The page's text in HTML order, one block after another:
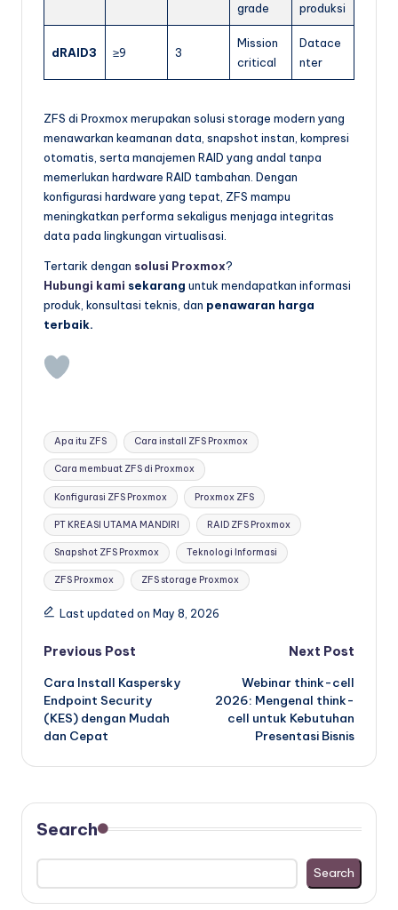
grade
produksi
dRAID3 ≥9 3
Mission
critical
Datace
nter
ZFS di Proxmox merupakan solusi storage modern yang
menawarkan keamanan data, snapshot instan, kompresi
otomatis, serta manajemen RAID yang andal tanpa
memerlukan hardware RAID tambahan. Dengan
konfigurasi hardware yang tepat, ZFS mampu
meningkatkan performa sekaligus menjaga integritas
data pada lingkungan virtualisasi.
Tertarik dengan solusi Proxmox?
Hubungi kami sekarang untuk mendapatkan informasi
produk, konsultasi teknis, dan penawaran harga
terbaik.
Tags:
Apa itu ZFS Cara install ZFS Proxmox
Cara membuat ZFS di Proxmox
Konfigurasi ZFS Proxmox Proxmox ZFS
PT KREASI UTAMA MANDIRI RAID ZFS Proxmox
Snapshot ZFS Proxmox Teknologi Informasi
ZFS Proxmox ZFS storage Proxmox
Last updated on May 8, 2026
Post
navigation
Previous Post
Cara Install Kaspersky
Endpoint Security
(KES) dengan Mudah
dan Cepat
Next Post
Webinar think-cell
2026: Mengenal think-
cell untuk Kebutuhan
Presentasi Bisnis
Search
Search